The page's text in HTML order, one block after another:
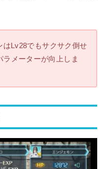
はLv28でもサクサク倒せ
ラメーターが向上しま